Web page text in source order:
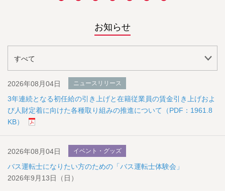
お知らせ
2026年08月04日 ニュースリリース
3年連続となる初任給の引き上げと在籍従業員の賃金引き上げおよ
び人財定着に向けた各種取り組みの推進について（PDF：1961.8
KB）
2026年08月04日 イベント・グッズ
バス運転士になりたい方のための「バス運転士体験会」
2026年9月13日（日）